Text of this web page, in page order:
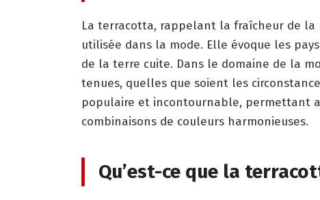
La terracotta, rappelant la fraîcheur de
utilisée dans la mode. Elle évoque les
de la terre cuite. Dans le domaine de la
tenues, quelles que soient les
populaire et incontournable, permettant
combinaisons de couleurs harmonieuses.
Qu’est-ce que la